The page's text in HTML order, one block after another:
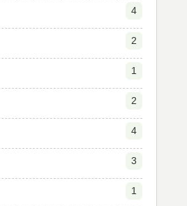
4
2
1
2
4
3
1